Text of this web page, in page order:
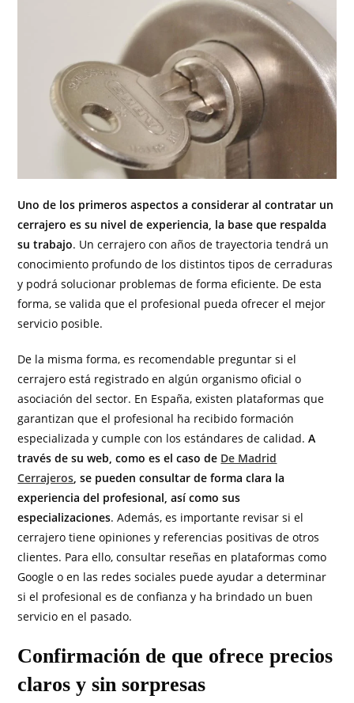
Uno de los primeros aspectos a considerar al contratar un
cerrajero es su nivel de experiencia, la base que respalda
su trabajo. Un cerrajero con años de trayectoria tendrá un
conocimiento profundo de los distintos tipos de cerraduras
y podrá solucionar problemas de forma eficiente. De esta
forma, se valida que el profesional pueda ofrecer el mejor
servicio posible.
De la misma forma, es recomendable preguntar si el
cerrajero está registrado en algún organismo oficial o
asociación del sector. En España, existen plataformas que
garantizan que el profesional ha recibido formación
especializada y cumple con los estándares de calidad.A
través de su web, como es el caso de De Madrid
Cerrajeros , se pueden consultar de forma clara la
experiencia del profesional, así como sus
especializaciones. Además, es importante revisar si el
cerrajero tiene opiniones y referencias positivas de otros
clientes. Para ello, consultar reseñas en plataformas como
Google o en las redes sociales puede ayudar a determinar
si el profesional es de confianza y ha brindado un buen
servicio en el pasado.
Confirmación de que ofrece precios
claros y sin sorpresas